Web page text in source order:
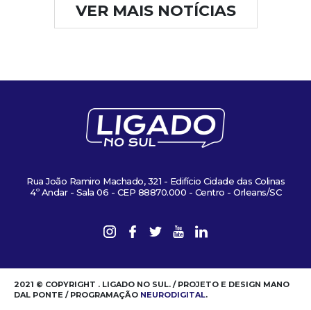
VER MAIS NOTÍCIAS
Rua João Ramiro Machado, 321 - Edifício Cidade das Colinas
4º Andar - Sala 06 - CEP 88870.000 - Centro - Orleans/SC
2021 © COPYRIGHT . LIGADO NO SUL. / PROJETO E DESIGN MANO
DAL PONTE / PROGRAMAÇÃO NEURODIGITAL.